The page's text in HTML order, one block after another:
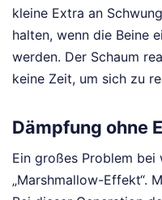
kleine Extra an
halten, wenn die Beine
werden. Der Schaum
keine Zeit, um sich zu
Dämpfung ohne
Ein großes Problem
„Marshmallow-Effekt“.